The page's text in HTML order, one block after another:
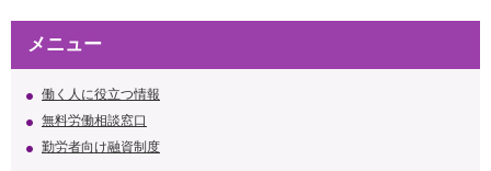
メニュー
働く人に役立つ情報
無料労働相談窓口
勤労者向け融資制度